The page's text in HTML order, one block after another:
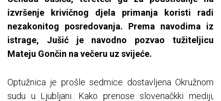
izvršenje krivičnog djela primanja koristi radi
nezakonitog posredovanja. Prema navodima iz
istrage, Jušić je navodno pozvao tužiteljicu
Mateju Gončin na večeru uz svijeće.
Optužnica je prošle sedmice dostavljena Okružnom
sudu u Ljubljani. Kako prenose slovenačkki mediji,